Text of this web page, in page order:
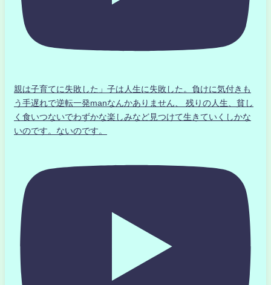
親は子育てに失敗した」子は人生に失敗した。負けに気付きも
う手遅れで逆転一発manなんかありません、 残りの人生、貧し
く食いつないでわずかな楽しみなど見つけて生きていくしかな
いのです。ないのです。